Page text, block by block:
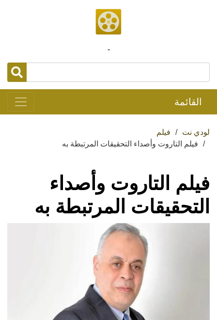
-
القائمة
لودي نت
فيلم
فيلم التاروت وأصداء التحقيقات المرتبطة به
فيلم التاروت وأصداء
التحقيقات المرتبطة به